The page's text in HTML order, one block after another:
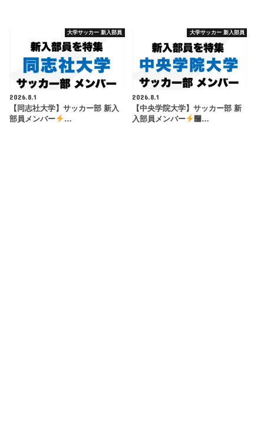
大学サッカー 新入部員
2026.8.1
【同志社大学】サッカー部 新入
部員メンバー
…
大学サッカー 新入部員
2026.8.1
【中央学院大学】サッカー部 新
入部員メンバー
࿠…